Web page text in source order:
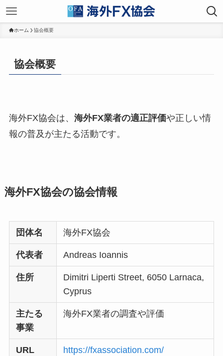
ホーム 協会概要
協会概要
海外FX協会は、 海外FX業者の適正評価や正しい情
報の普及が主たる活動です。
海外FX協会の協会情報
団体名 海外FX協会
代表者 Andreas Ioannis
住所
Dimitri Liperti Street, 6050 Larnaca,
Cyprus
主たる
事業
海外FX業者の調査や評価
URL https://fxassociation.com/